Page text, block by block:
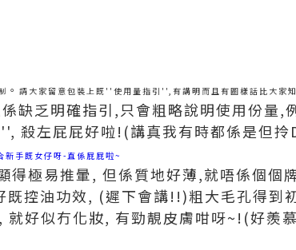
。 請大家留意包裝上既''使用量指引'',有講明而且有圖樣話比大家知
缺乏明確指引,只會粗略說明使用份量,
殺左屁屁好啦!(講真我有時都係是但拎
手既女仔呀-直係屁屁啦~
得極易推暈, 但係質地好薄,就唔係個個
控油功效, (遲下會講!!)粗大毛孔得到
就好似冇化妝, 有勁靚皮膚咁呀~!(好羨